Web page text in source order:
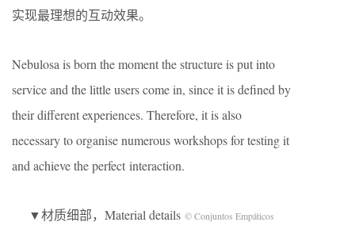
实现最理想的互动效果。
Nebulosa is born the moment the structure is put into
service and the little users come in, since it is defined by
their different experiences. Therefore, it is also
necessary to organise numerous workshops for testing it
and achieve the perfect interaction.
▼材质细部，Material details © Conjuntos Empáticos